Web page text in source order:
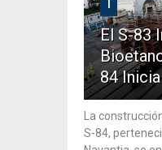
El S-83
84
La
S-84,